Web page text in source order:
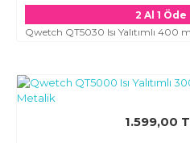
2 Al 1 Öde
Qwetch QT5030 Isı Yalıtımlı 400
1.599,00